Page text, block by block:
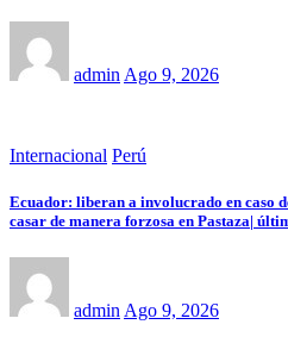
admin Ago 9, 2026
Internacional Perú
Ecuador: liberan a involucrado en caso
casar de manera forzosa en Pastaza|
admin Ago 9, 2026